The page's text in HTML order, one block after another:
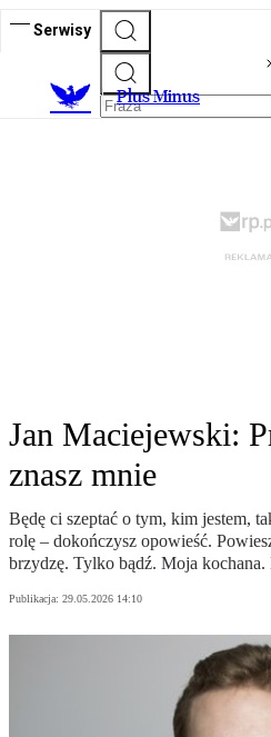
Serwisy
Plus Minus
Jan Maciejewski:
znasz mnie
Będę ci szeptać o tym, kim jestem,
rolę – dokończysz opowieść.
brzydzę. Tylko bądź. Moja kochana.
Publikacja: 29.05.2026 14:10